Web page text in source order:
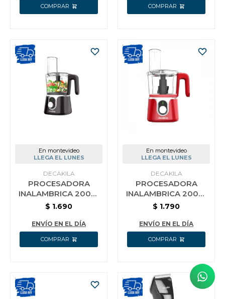
En montevideo
LLEGA EL LUNES
DECAKILA
PROCESADORA
INALAMBRICA 200W
1.25 LT DECAKILA
$ 1.690
ENVÍO EN EL DÍA
En montevideo
LLEGA EL LUNES
DECAKILA
PROCESADORA
INALAMBRICA 200W
1.25 LT DECAKILA
$ 1.790
ENVÍO EN EL DÍA